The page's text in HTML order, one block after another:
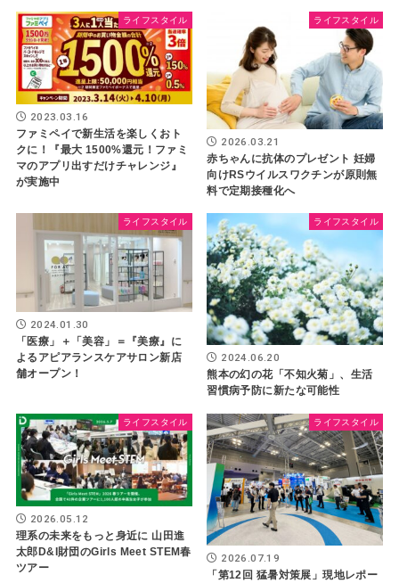
ライフスタイル
2023.03.16
ファミペイで新生活を楽しくおト
クに！『最大 1500%還元！ファミ
マのアプリ出すだけチャレンジ』
が実施中
ライフスタイル
2026.03.21
赤ちゃんに抗体のプレゼント 妊婦
向けRSウイルスワクチンが原則無
料で定期接種化へ
ライフスタイル
2024.01.30
「医療」＋「美容」＝『美療』に
よるアピアランスケアサロン新店
舗オープン！
ライフスタイル
2024.06.20
熊本の幻の花「不知火菊」、生活
習慣病予防に新たな可能性
ライフスタイル
2026.05.12
理系の未来をもっと身近に 山田進
太郎D&I財団のGirls Meet STEM春
ツアー
ライフスタイル
2026.07.19
「第12回 猛暑対策展」現地レポー